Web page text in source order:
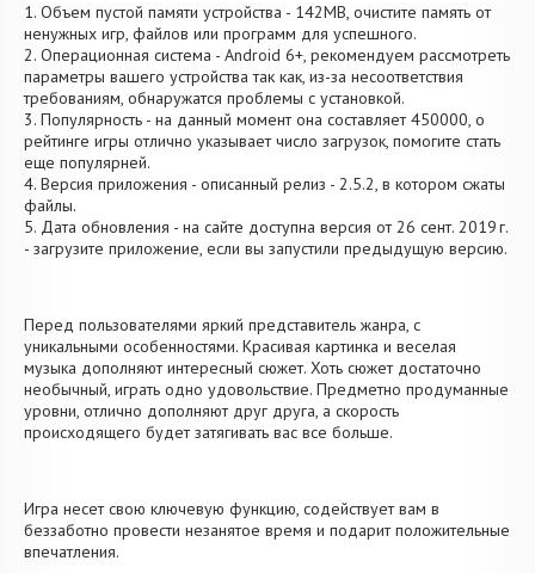
1. Объем пустой памяти устройства - 142MB, очистите память от
ненужных игр, файлов или программ для успешного.
2. Операционная система - Android 6+, рекомендуем рассмотреть
параметры вашего устройства так как, из-за несоответствия
требованиям, обнаружатся проблемы с установкой.
3. Популярность - на данный момент она составляет 450000, о
рейтинге игры отлично указывает число загрузок, помогите стать
еще популярней.
4. Версия приложения - описанный релиз - 2.5.2, в котором сжаты
файлы.
5. Дата обновления - на сайте доступна версия от 26 сент. 2019 г.
- загрузите приложение, если вы запустили предыдущую версию.
Перед пользователями яркий представитель жанра, с
уникальными особенностями. Красивая картинка и веселая
музыка дополняют интересный сюжет. Хоть сюжет достаточно
необычный, играть одно удовольствие. Предметно продуманные
уровни, отлично дополняют друг друга, а скорость
происходящего будет затягивать вас все больше.
Игра несет свою ключевую функцию, содействует вам в
беззаботно провести незанятое время и подарит положительные
впечатления.